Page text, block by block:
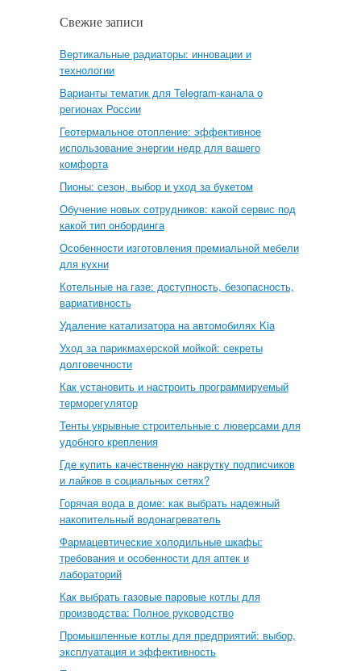
Свежие записи
Вертикальные радиаторы: инновации и
технологии
Варианты тематик для Telegram-канала о
регионах России
Геотермальное отопление: эффективное
использование энергии недр для вашего
комфорта
Пионы: сезон, выбор и уход за букетом
Обучение новых сотрудников: какой сервис под
какой тип онбординга
Особенности изготовления премиальной мебели
для кухни
Котельные на газе: доступность, безопасность,
вариативность
Удаление катализатора на автомобилях Kia
Уход за парикмахерской мойкой: секреты
долговечности
Как установить и настроить программируемый
терморегулятор
Тенты укрывные строительные с люверсами для
удобного крепления
Где купить качественную накрутку подписчиков
и лайков в социальных сетях?
Горячая вода в доме: как выбрать надежный
накопительный водонагреватель
Фармацевтические холодильные шкафы:
требования и особенности для аптек и
лабораторий
Как выбрать газовые паровые котлы для
производства: Полное руководство
Промышленные котлы для предприятий: выбор,
эксплуатация и эффективность